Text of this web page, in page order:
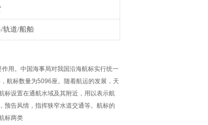
轨道/船舶
用。中国海事局对我国沿海航标实行统一
航标数量为5096座。随着航运的发展，天
标设置在通航水域及其附近，用以表示航
预告风情，指挥狭窄水道交通等。航标的
标两类